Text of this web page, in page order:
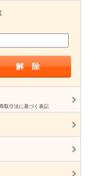
取引法に基づく表記